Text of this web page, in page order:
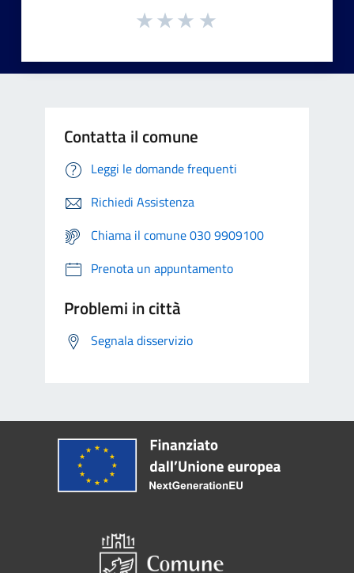
Contatta il comune
Leggi le domande frequenti
Richiedi Assistenza
Chiama il comune 030 9909100
Prenota un appuntamento
Problemi in città
Segnala disservizio